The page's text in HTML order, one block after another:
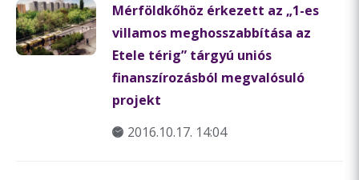
Mérföldkőhöz érkezett az „1-es
villamos meghosszabbítása az
Etele térig” tárgyú uniós
finanszírozásból megvalósuló
projekt
2016.10.17. 14:04